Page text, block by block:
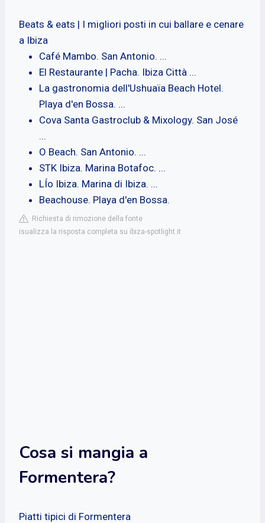
Beats & eats | I migliori posti in cui ballare e cenare
a Ibiza
Café Mambo. San Antonio. ...
El Restaurante | Pacha. Ibiza Città ...
La gastronomia dell'Ushuaïa Beach Hotel.
Playa d'en Bossa. ...
Cova Santa Gastroclub & Mixology. San José
...
O Beach. San Antonio. ...
STK Ibiza. Marina Botafoc. ...
LÍo Ibiza. Marina di Ibiza. ...
Beachouse. Playa d'en Bossa.
Richiesta di rimozione della fonte
isualizza la risposta completa su ibiza-spotlight.it
Cosa si mangia a
Formentera?
Piatti tipici di Formentera